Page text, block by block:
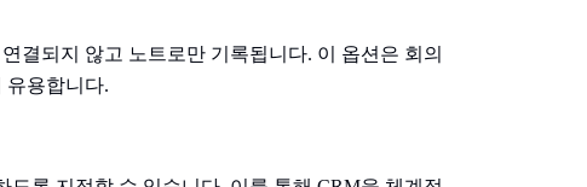
결되지 않고 노트로만 기록됩니다. 이 옵션은 회의
유용합니다.